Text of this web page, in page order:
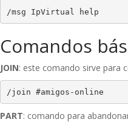
Comandos
JOIN: este comando sirve para
/join #amigos-online
PART: comando para